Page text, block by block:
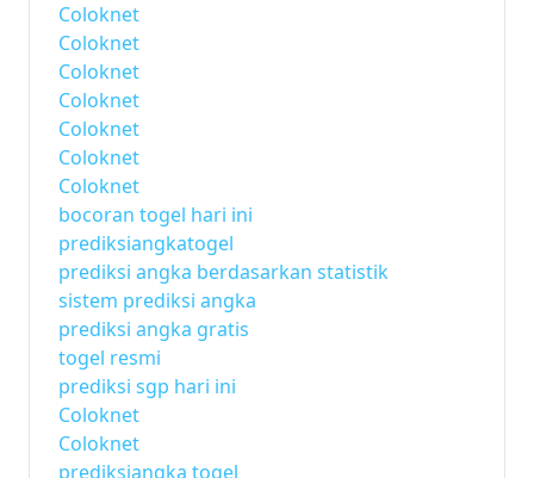
Coloknet
Coloknet
Coloknet
Coloknet
Coloknet
Coloknet
Coloknet
bocoran togel hari ini
prediksiangkatogel
prediksi angka berdasarkan statistik
sistem prediksi angka
prediksi angka gratis
togel resmi
prediksi sgp hari ini
Coloknet
Coloknet
prediksiangka togel